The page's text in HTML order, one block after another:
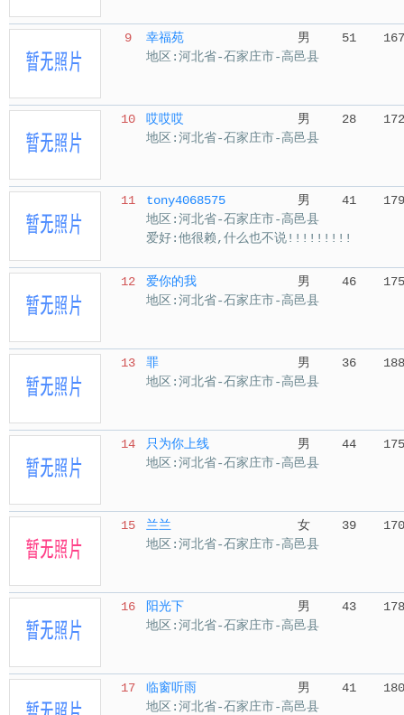
9 幸福苑 男 51
167
地区:河北省-石家庄市-高邑县
10 哎哎哎 男 28
172
地区:河北省-石家庄市-高邑县
11 tony4068575 男 41
179
地区:河北省-石家庄市-高邑县
爱好:他很赖,什么也不说!!!!!!!!!
12 爱你的我 男 46
175
地区:河北省-石家庄市-高邑县
13 罪 男 36
188
地区:河北省-石家庄市-高邑县
14 只为你上线 男 44
175
地区:河北省-石家庄市-高邑县
15 兰兰 女 39
170
地区:河北省-石家庄市-高邑县
16 阳光下 男 43
178
地区:河北省-石家庄市-高邑县
17 临窗听雨 男 41
180
地区:河北省-石家庄市-高邑县